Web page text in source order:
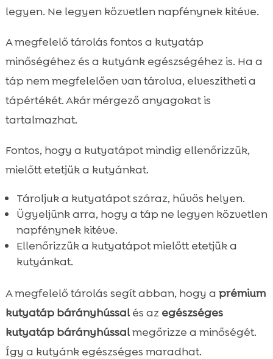
legyen. Ne legyen közvetlen napfénynek kitéve.
A megfelelő tárolás fontos a kutyatáp
minőségéhez és a kutyánk egészségéhez is. Ha a
táp nem megfelelően van tárolva, elveszítheti a
tápértékét. Akár mérgező anyagokat is
tartalmazhat.
Fontos, hogy a kutyatápot mindig ellenőrizzük,
mielőtt etetjük a kutyánkat.
Tároljuk a kutyatápot száraz, hűvös helyen.
Ügyeljünk arra, hogy a táp ne legyen közvetlen
napfénynek kitéve.
Ellenőrizzük a kutyatápot mielőtt etetjük a
kutyánkat.
A megfelelő tárolás segít abban, hogy a prémium
kutyatáp bárányhússalés az egészséges
kutyatáp bárányhússalmegőrizze a minőségét.
Így a kutyánk egészséges maradhat.